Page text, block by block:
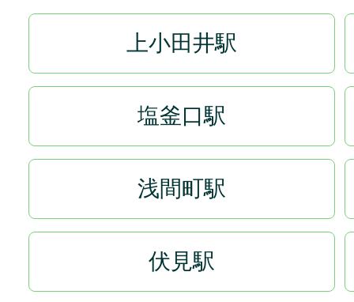
上小田井駅
塩釜口駅
浅間町駅
伏見駅